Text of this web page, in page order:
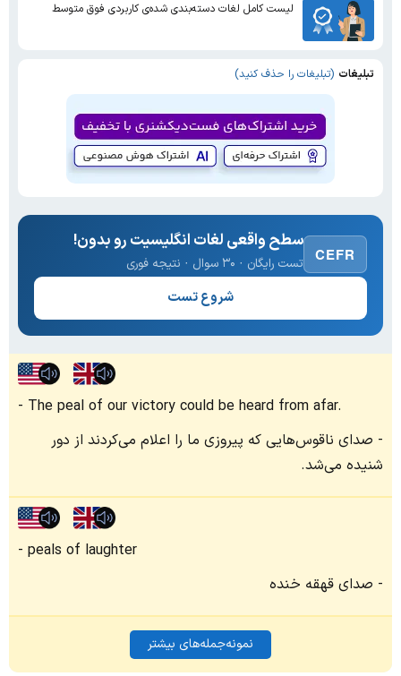
لیست کامل لغات دسته‌بندی شده‌ی کاربردی فوق متوسط
تبلیغات (تبلیغات را حذف کنید)
CEFR
سطح واقعی لغات انگلیسیت رو بدون!
تست رایگان · ۳۰ سوال · نتیجه فوری
شروع تست
The peal of our victory could be heard from afar.
صدای ناقوس‌هایی که پیروزی ما را اعلام می‌کردند از دور
شنیده می‌شد.
peals of laughter
صدای قهقه خنده
نمونه‌جمله‌های بیشتر